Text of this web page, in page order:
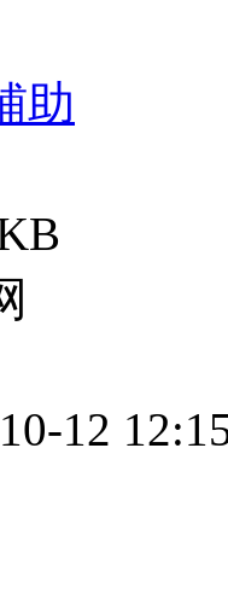
助
12